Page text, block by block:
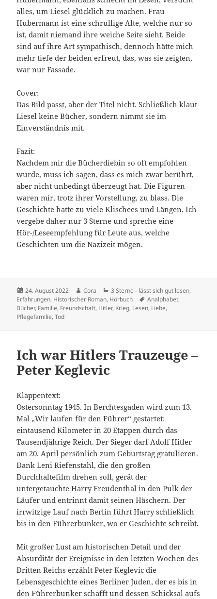
alles, um Liesel glücklich zu machen. Frau
Hubermann ist eine schrullige Alte, welche nur so
ist, damit niemand ihre weiche Seite sieht. Beide
sind auf ihre Art sympathisch, dennoch hätte mich
mehr tiefe der beiden erfreut, das, was sie zeigten,
war nur Fassade.
Cover:
Das Bild passt, aber der Titel nicht. Schließlich klaut
Liesel keine Bücher, sondern nimmt sie im
Einverständnis mit.
Fazit:
Nachdem mir die Bücherdiebin so oft empfohlen
wurde, muss ich sagen, dass es mich zwar berührt,
aber nicht unbedingt überzeugt hat. Die Figuren
waren mir, trotz ihrer Vorstellung, zu blass. Die
Geschichte hatte zu viele Klischees und Längen. Ich
vergebe daher nur 3 Sterne und spreche eine
Hör-/Leseempfehlung für Leute aus, welche
Geschichten um die Nazizeit mögen.
Veröffentlicht
am
24. August 2022 Autor
Cora Kategorien
3 Sterne - lässt sich gut lesen,
Erfahrungen, Historischer Roman, Hörbuch Schlagwörter
Analphabet,
Bücher, Familie, Freundschaft, Hitler, Krieg, Lesen, Liebe,
Pflegefamilie,Tod
Ich war Hitlers Trauzeuge –
Peter Keglevic
Klappentext:
Ostersonntag 1945. In Berchtesgaden wird zum 13.
Mal „Wir laufen für den Führer“ gestartet:
eintausend Kilometer in 20 Etappen durch das
Tausendjährige Reich. Der Sieger darf Adolf Hitler
am 20. April persönlich zum Geburtstag gratulieren.
Dank Leni Riefenstahl, die den großen
Durchhaltefilm drehen soll, gerät der
untergetauchte Harry Freudenthal in den Pulk der
Läufer und entrinnt damit seinen Häschern. Der
irrwitzige Lauf nach Berlin führt Harry schließlich
bis in den Führerbunker, wo er Geschichte schreibt.‎
Mit großer Lust am‎ historischen Detail und der
Absurdität der Ereignisse in den letzten Wochen des
Dritten Reichs erzählt Peter Keglevic die
Lebensgeschichte eines Berliner Juden, der es bis in
den Führerbunker schafft und dessen Schicksal aufs